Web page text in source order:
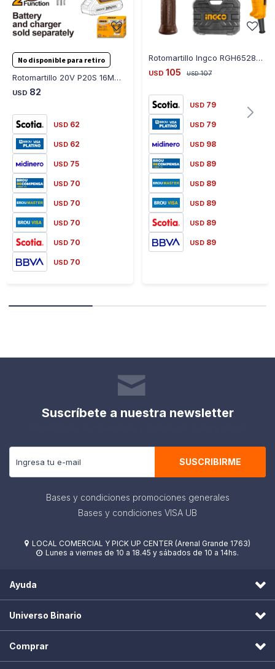
No disponible para retiro
Rotomartillo 20V P20S 16MM 2 Funciones sin Bat sin Carg Ingco
USD 82
USD 62
USD 62
USD 75
USD 70
USD 70
USD 70
USD 70
USD 70
Rotomartillo Ingco RGH6528 650 W 1.7 J
USD 105 USD 107
USD 79
USD 79
USD 98
USD 89
USD 89
USD 89
USD 89
USD 89
Suscríbete a nuestra newsletter
SUSCRIBIRME
Bases y condiciones promociones generales
Bases y condiciones VISA UB
 LOCAL COMERCIAL Y PICK UP CENTER (Arenal Grande 1763)
 Lunes a viernes de 10 a 18.45 y sábados de 10 a 14hs.
Ayuda
Universo Binario
Comprar